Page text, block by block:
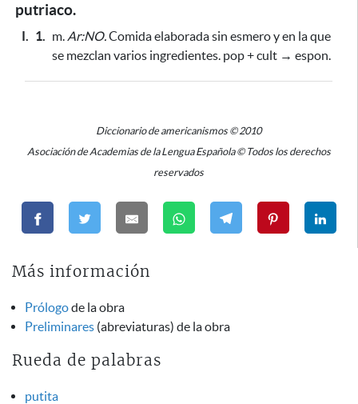
putriaco.
I. 1. m. Ar:NO.Comida elaborada sin esmero y en la que
se mezclan varios ingredientes. pop + cult → espon.
Diccionario de americanismos © 2010
Asociación de Academias de la Lengua Española © Todos los derechos
reservados
Más información
Prólogode la obra
Preliminares (abreviaturas) de la obra
Rueda de palabras
putita